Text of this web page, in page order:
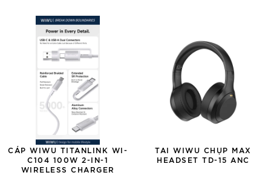
CÁP WIWU TITANLINK WI-
C104 100W 2-IN-1
WIRELESS CHARGER
TAI WIWU CHỤP MAX
HEADSET TD-15 ANC